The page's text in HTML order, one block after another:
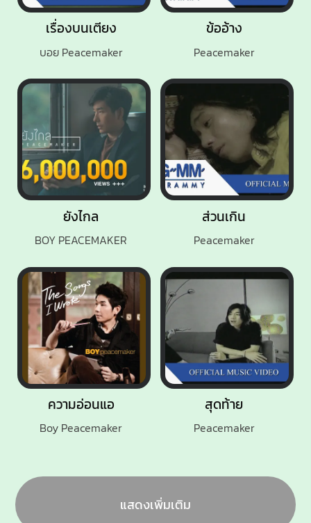
ยังไกล
BOY PEACEMAKER
ส่วนเกิน
Peacemaker
เรื่องบนเตียง
บอย Peacemaker
ความอ่อนแอ
Boy Peacemaker
สุดท้าย
Peacemaker
ข้ออ้าง
Peacemaker
แสดงเพิ่มเติม